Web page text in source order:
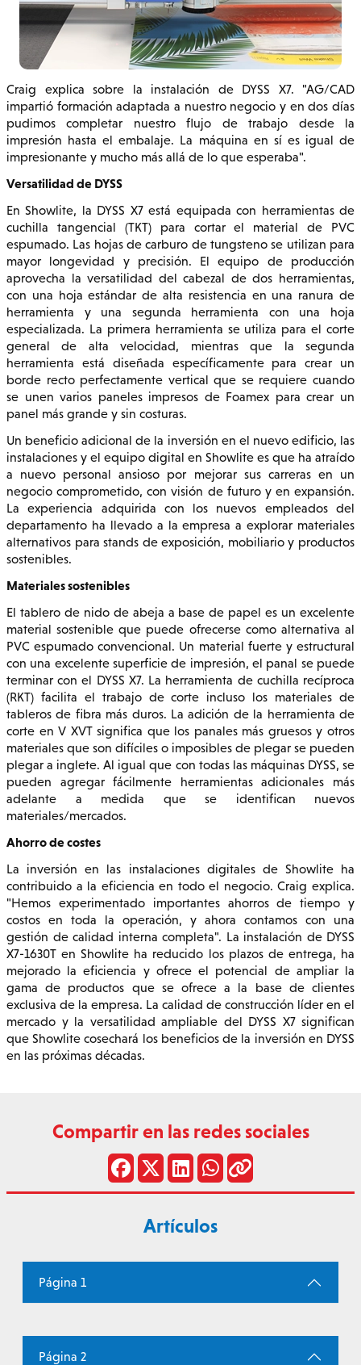
Craig explica sobre la instalación de DYSS X7. "AG/CAD
impartió formación adaptada a nuestro negocio y en dos días
pudimos completar nuestro flujo de trabajo desde la
impresión hasta el embalaje. La máquina en sí es igual de
impresionante y mucho más allá de lo que esperaba".
Versatilidad de DYSS
En Showlite, la DYSS X7 está equipada con herramientas de
cuchilla tangencial (TKT) para cortar el material de PVC
espumado. Las hojas de carburo de tungsteno se utilizan para
mayor longevidad y precisión. El equipo de producción
aprovecha la versatilidad del cabezal de dos herramientas,
con una hoja estándar de alta resistencia en una ranura de
herramienta y una segunda herramienta con una hoja
especializada. La primera herramienta se utiliza para el corte
general de alta velocidad, mientras que la segunda
herramienta está diseñada específicamente para crear un
borde recto perfectamente vertical que se requiere cuando
se unen varios paneles impresos de Foamex para crear un
panel más grande y sin costuras.
Un beneficio adicional de la inversión en el nuevo edificio, las
instalaciones y el equipo digital en Showlite es que ha atraído
a nuevo personal ansioso por mejorar sus carreras en un
negocio comprometido, con visión de futuro y en expansión.
La experiencia adquirida con los nuevos empleados del
departamento ha llevado a la empresa a explorar materiales
alternativos para stands de exposición, mobiliario y productos
sostenibles.
Materiales sostenibles
El tablero de nido de abeja a base de papel es un excelente
material sostenible que puede ofrecerse como alternativa al
PVC espumado convencional. Un material fuerte y estructural
con una excelente superficie de impresión, el panal se puede
terminar con el DYSS X7. La herramienta de cuchilla recíproca
(RKT) facilita el trabajo de corte incluso los materiales de
tableros de fibra más duros. La adición de la herramienta de
corte en V XVT significa que los panales más gruesos y otros
materiales que son difíciles o imposibles de plegar se pueden
plegar a inglete. Al igual que con todas las máquinas DYSS, se
pueden agregar fácilmente herramientas adicionales más
adelante a medida que se identifican nuevos
materiales/mercados.
Ahorro de costes
La inversión en las instalaciones digitales de Showlite ha
contribuido a la eficiencia en todo el negocio. Craig explica.
"Hemos experimentado importantes ahorros de tiempo y
costos en toda la operación, y ahora contamos con una
gestión de calidad interna completa". La instalación de DYSS
X7-1630T en Showlite ha reducido los plazos de entrega, ha
mejorado la eficiencia y ofrece el potencial de ampliar la
gama de productos que se ofrece a la base de clientes
exclusiva de la empresa. La calidad de construcción líder en el
mercado y la versatilidad ampliable del DYSS X7 significan
que Showlite cosechará los beneficios de la inversión en DYSS
en las próximas décadas.
Compartir en las redes sociales
Artículos
Página 1
Página 2